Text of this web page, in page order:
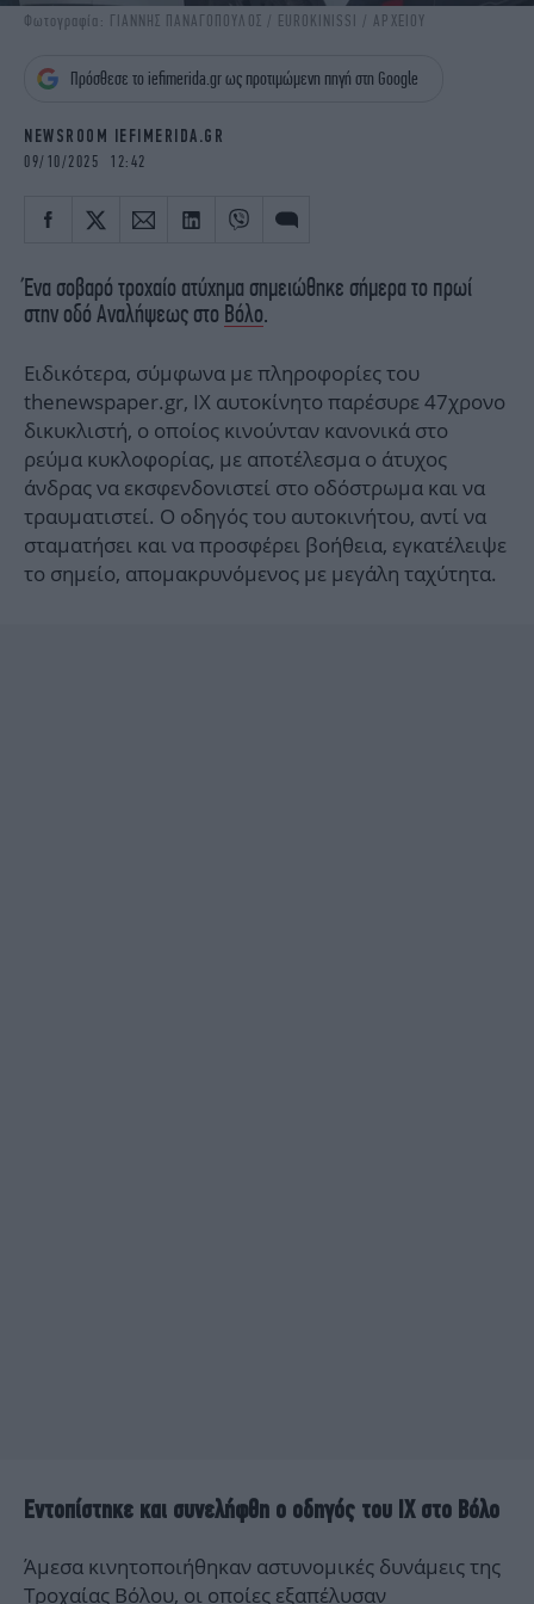
iBOOKS
ΖΩΔΙΑ
MEDIA
ELAMEFORA
NEWSLETTER
Φωτογραφία: ΓΙΑΝΝΗΣ ΠΑΝΑΓΟΠΟΥΛΟΣ / EUROKINISSI / ΑΡΧΕΙΟΥ
Πρόσθεσε το iefimerida.gr ως προτιμώμενη πηγή στη Google
NEWSROOM IEFIMERIDA.GR
09/10/2025 12:42
Ένα σοβαρό τροχαίο ατύχημα σημειώθηκε σήμερα το πρωί
στην οδό Αναλήψεως στο Βόλο.
Ειδικότερα, σύμφωνα με πληροφορίες του
thenewspaper.gr, ΙΧ αυτοκίνητο παρέσυρε 47χρονο
δικυκλιστή, ο οποίος κινούνταν κανονικά στο
ρεύμα κυκλοφορίας, με αποτέλεσμα ο άτυχος
άνδρας να εκσφενδονιστεί στο οδόστρωμα και να
τραυματιστεί. Ο οδηγός του αυτοκινήτου, αντί να
σταματήσει και να προσφέρει βοήθεια, εγκατέλειψε
το σημείο, απομακρυνόμενος με μεγάλη ταχύτητα.
Εντοπίστηκε και συνελήφθη ο οδηγός του ΙΧ στο Βόλο
Άμεσα κινητοποιήθηκαν αστυνομικές δυνάμεις της
Τροχαίας Βόλου, οι οποίες εξαπέλυσαν